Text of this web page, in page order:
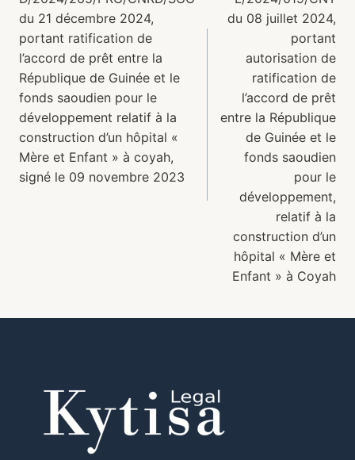
du 21 décembre 2024,
portant ratification de
l’accord de prêt entre la
République de Guinée et le
fonds saoudien pour le
développement relatif à la
construction d’un hôpital «
Mère et Enfant » à coyah,
signé le 09 novembre 2023
du 08 juillet 2024,
portant
autorisation de
ratification de
l’accord de prêt
entre la République
de Guinée et le
fonds saoudien
pour le
développement,
relatif à la
construction d’un
hôpital « Mère et
Enfant » à Coyah